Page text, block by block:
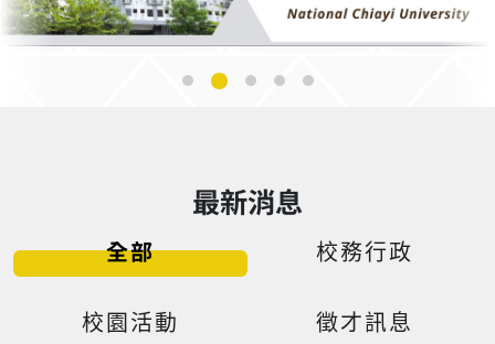
最新消息
全部 校務行政
校園活動 徵才訊息